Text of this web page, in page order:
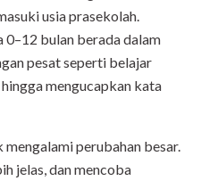
usia prasekolah.
0–12 bulan berada dalam
pesat seperti belajar
mengucapkan kata
mengalami perubahan besar.
jelas, dan mencoba